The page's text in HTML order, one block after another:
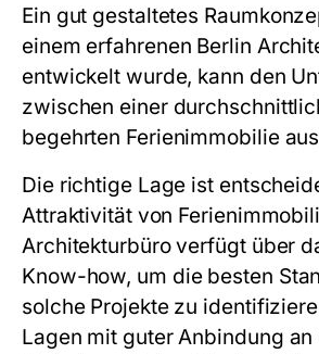
Ein gut gestaltetes
einem erfahrenen Berlin
entwickelt wurde, kann den
zwischen einer
begehrten Ferienimmobilie
Die richtige Lage ist
Attraktivität von
Architekturbüro verfügt über
Know-how, um die besten
solche Projekte zu
Lagen mit guter Anbindung